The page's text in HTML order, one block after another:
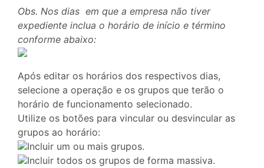
Obs. Nos dias em que a empresa não tiver
expediente inclua o horário de início e término
conforme abaixo:
Após editar os horários dos respectivos dias,
selecione a operação e os grupos que terão o
horário de funcionamento selecionado.
Utilize os botões para vincular ou desvincular as
grupos ao horário:
Incluir um ou mais grupos.
Incluir todos os grupos de forma massiva.